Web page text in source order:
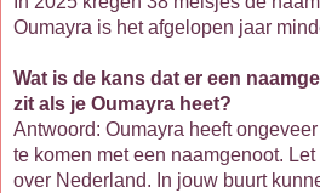
Oumayra is het afgelopen jaar
Wat is de kans dat er een
zit als je Oumayra heet?
Antwoord: Oumayra heeft
te komen met een naamgenoot.
over Nederland. In jouw buurt